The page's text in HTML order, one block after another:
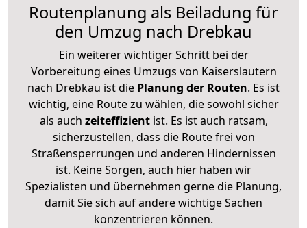
Routenplanung als Beiladung für
den Umzug nach Drebkau
Ein weiterer wichtiger Schritt bei der
Vorbereitung eines Umzugs von Kaiserslautern
nach Drebkau ist die Planung der Routen. Es ist
wichtig, eine Route zu wählen, die sowohl sicher
als auch zeiteffizientist. Es ist auch ratsam,
sicherzustellen, dass die Route frei von
Straßensperrungen und anderen Hindernissen
ist. Keine Sorgen, auch hier haben wir
Spezialisten und übernehmen gerne die Planung,
damit Sie sich auf andere wichtige Sachen
konzentrieren können.